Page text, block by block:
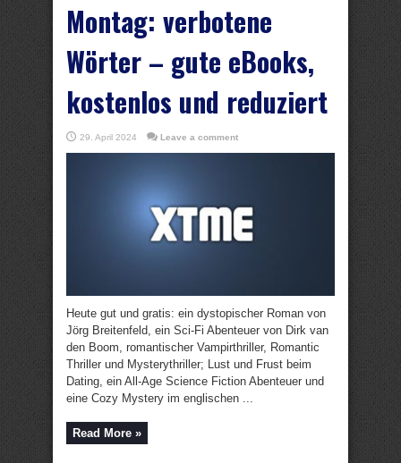
Montag: verbotene
Wörter – gute eBooks,
kostenlos und reduziert
29. April 2024 Leave a comment
Heute gut und gratis: ein dystopischer Roman von
Jörg Breitenfeld, ein Sci-Fi Abenteuer von Dirk van
den Boom, romantischer Vampirthriller, Romantic
Thriller und Mysterythriller; Lust und Frust beim
Dating, ein All-Age Science Fiction Abenteuer und
eine Cozy Mystery im englischen ...
Read More »